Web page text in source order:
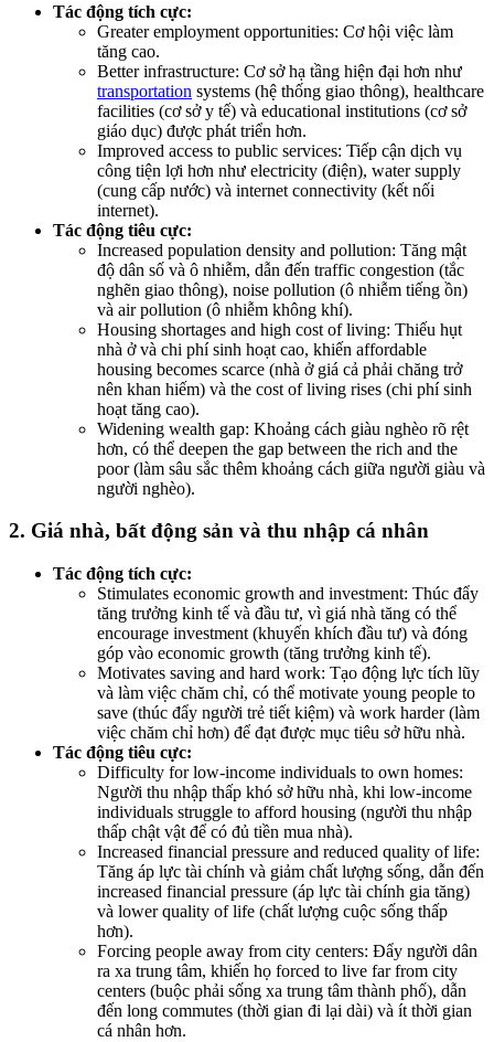
Tác động tích cực:
Greater employment opportunities: Cơ hội việc làm
tăng cao.
Better infrastructure: Cơ sở hạ tầng hiện đại hơn như
transportation systems (hệ thống giao thông), healthcare
facilities (cơ sở y tế) và educational institutions (cơ sở
giáo dục) được phát triển hơn.
Improved access to public services: Tiếp cận dịch vụ
công tiện lợi hơn như electricity (điện), water supply
(cung cấp nước) và internet connectivity (kết nối
internet).
Tác động tiêu cực:
Increased population density and pollution: Tăng mật
độ dân số và ô nhiễm, dẫn đến traffic congestion (tắc
nghẽn giao thông), noise pollution (ô nhiễm tiếng ồn)
và air pollution (ô nhiễm không khí).
Housing shortages and high cost of living: Thiếu hụt
nhà ở và chi phí sinh hoạt cao, khiến affordable
housing becomes scarce (nhà ở giá cả phải chăng trở
nên khan hiếm) và the cost of living rises (chi phí sinh
hoạt tăng cao).
Widening wealth gap: Khoảng cách giàu nghèo rõ rệt
hơn, có thể deepen the gap between the rich and the
poor (làm sâu sắc thêm khoảng cách giữa người giàu và
người nghèo).
2. Giá nhà, bất động sản và thu nhập cá nhân
Tác động tích cực:
Stimulates economic growth and investment: Thúc đẩy
tăng trưởng kinh tế và đầu tư, vì giá nhà tăng có thể
encourage investment (khuyến khích đầu tư) và đóng
góp vào economic growth (tăng trưởng kinh tế).
Motivates saving and hard work: Tạo động lực tích lũy
và làm việc chăm chỉ, có thể motivate young people to
save (thúc đẩy người trẻ tiết kiệm) và work harder (làm
việc chăm chỉ hơn) để đạt được mục tiêu sở hữu nhà.
Tác động tiêu cực:
Difficulty for low-income individuals to own homes:
Người thu nhập thấp khó sở hữu nhà, khi low-income
individuals struggle to afford housing (người thu nhập
thấp chật vật để có đủ tiền mua nhà).
Increased financial pressure and reduced quality of life:
Tăng áp lực tài chính và giảm chất lượng sống, dẫn đến
increased financial pressure (áp lực tài chính gia tăng)
và lower quality of life (chất lượng cuộc sống thấp
hơn).
Forcing people away from city centers: Đẩy người dân
ra xa trung tâm, khiến họ forced to live far from city
centers (buộc phải sống xa trung tâm thành phố), dẫn
đến long commutes (thời gian đi lại dài) và ít thời gian
cá nhân hơn.